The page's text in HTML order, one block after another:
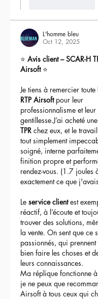
L'homme bleu
Oct 12, 2025
⭐ Avis client – SCAR-H
Airsoft ⭐
Je tiens à remercier toute
RTP Airsoft pour leur
professionnalisme et leur
gentillesse.J’ai acheté une
TPR chez eux, et le
tout simplement
soigné, interne
finition propre et
rendez-vous. (1.7 joules
exactement ce que
Le service client est
réactif, à l’écoute et
trouver des solutions,
la vente. On sent que ce
passionnés, qui
bien faire les choses et
leurs connaissances.
Ma réplique fonctionne
je ne peux que
Airsoft à tous ceux qui